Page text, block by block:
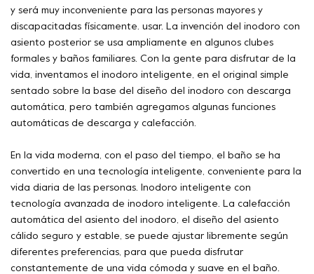
y será muy inconveniente para las personas mayores y
discapacitadas físicamente. usar. La invención del inodoro con
asiento posterior se usa ampliamente en algunos clubes
formales y baños familiares. Con la gente para disfrutar de la
vida, inventamos el inodoro inteligente, en el original simple
sentado sobre la base del diseño del inodoro con descarga
automática, pero también agregamos algunas funciones
automáticas de descarga y calefacción.
En la vida moderna, con el paso del tiempo, el baño se ha
convertido en una tecnología inteligente, conveniente para la
vida diaria de las personas. Inodoro inteligente con
tecnología avanzada de inodoro inteligente. La calefacción
automática del asiento del inodoro, el diseño del asiento
cálido seguro y estable, se puede ajustar libremente según
diferentes preferencias, para que pueda disfrutar
constantemente de una vida cómoda y suave en el baño.